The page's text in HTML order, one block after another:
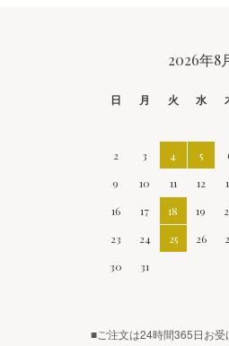
2026年8
日 月 火 水
2
3 4 5
9
10 11 12
16
17 18 19
23
24 25 26
30
31
■ご注文は24時間365日お受